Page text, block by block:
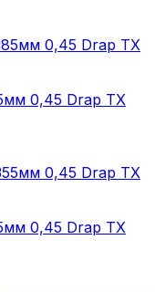
0,45 Drap ТХ
0,45 Drap ТХ